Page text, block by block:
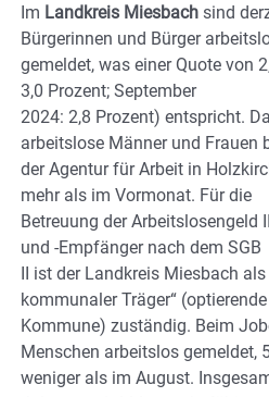
Im Landkreis Miesbach sind
Bürgerinnen und Bürger
gemeldet, was einer Quote von
3,0 Prozent; September
2024: 2,8 Prozent) entspricht.
arbeitslose Männer und Frauen
der Agentur für Arbeit in
mehr als im Vormonat. Für die
Betreuung der Arbeitslosengeld
und -Empfänger nach dem SGB
II ist der Landkreis Miesbach als
kommunaler Träger“ (optierende
Kommune) zuständig. Beim
Menschen arbeitslos gemeldet,
weniger als im August.